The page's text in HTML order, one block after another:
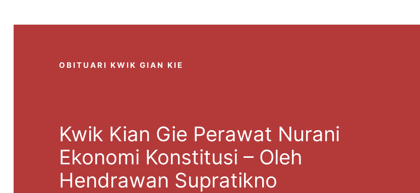
OBITUARI KWIK GIAN KIE
Kwik Kian Gie Perawat Nurani
Ekonomi Konstitusi – Oleh
Hendrawan Supratikno